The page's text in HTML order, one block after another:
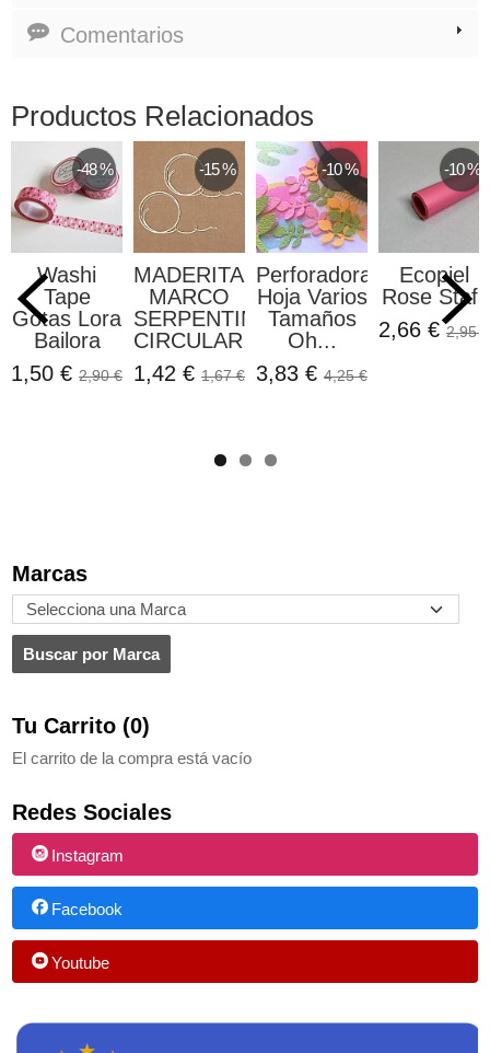
Marcas
Tu Carrito (0)
El carrito de la compra está vacío
Redes Sociales
Instagram
Facebook
Youtube
Comentarios
Productos Relacionados
-48 %
Washi
Tape
Gotas Lora
Bailora
1,50 € 2,90 €
-15 %
MADERITAS
MARCO
SERPENTIN
CIRCULAR...
1,42 € 1,67 €
-10 %
Perforadora
Hoja Varios
Tamaños
Oh...
3,83 € 4,25 €
-10 %
Ecopiel
Rose Stafil
2,66 €2,95 €